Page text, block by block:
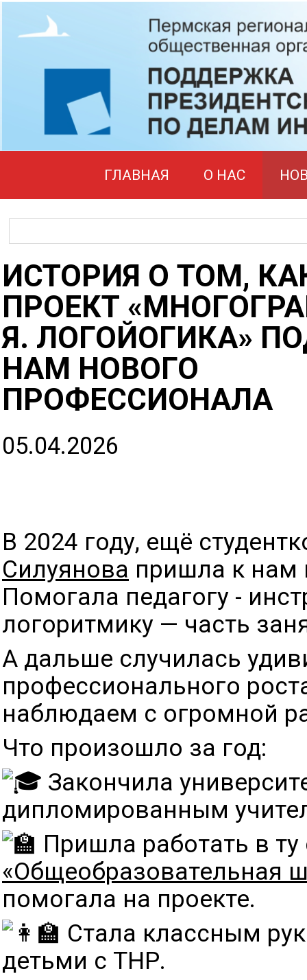
ГЛАВНАЯ О НАС
ИСТОРИЯ О ТОМ,
ПРОЕКТ
Я. ЛОГОЙОГИКА»
НАМ НОВОГО
ПРОФЕССИОНАЛА
05.04.2026
В 2024 году, ещё
Силуянова пришла к нам
Помогала педагогу -
логоритмику — часть
А дальше случилась
профессионального
наблюдаем с огромной
Что произошло за год:
Закончила
дипломированным
Пришла работать в
«Общеобразовательная
помогала на проекте.
Стала классным
детьми с ТНР.